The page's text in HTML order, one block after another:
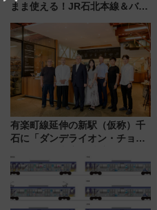
まま使える！JR石北本線＆バス
ーパス」でおトクに道東観光
（8/3発売）
有楽町線延伸の新駅（仮称）千
石に「ダンデライオン・チョコ
1億円出資で挑む新時代のまちづ
くりとは？